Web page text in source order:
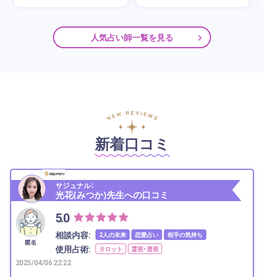
人気占い師一覧を見る
新着口コミ
サジュナル：
光花(みつか)先生への口コミ
匿名
5.0
相談内容: 2人の未来 恋愛占い 相手の気持ち
使用占術: タロット 霊視・透視
2025/04/06 22:22